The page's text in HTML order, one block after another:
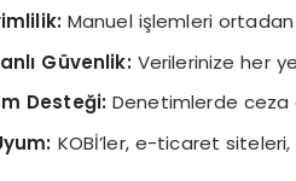
Manuel işlemleri
Güvenlik: Verilerinize her
Desteği: Denetimlerde ceza
KOBİ’ler, e-ticaret